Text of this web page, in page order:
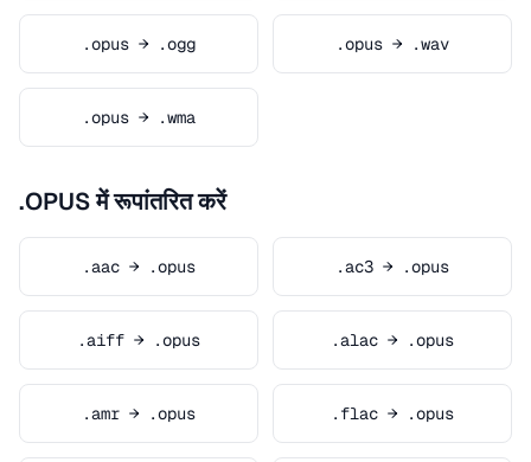
.opus → .ogg .opus → .wav
.opus → .wma
.OPUS में रूपांतरित करें
.aac → .opus .ac3 → .opus
.aiff → .opus .alac → .opus
.amr → .opus .flac → .opus